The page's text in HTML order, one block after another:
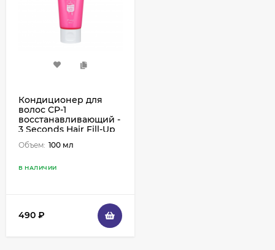
Кондиционер для
волос CP-1
восстанавливающий -
3 Seconds Hair Fill-Up
Conditioner, 100 мл
Объем: 100 мл
В НАЛИЧИИ
490 ₽